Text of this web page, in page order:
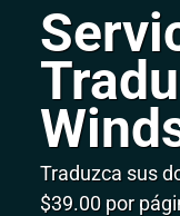
Traduzca sus
$39.00 por